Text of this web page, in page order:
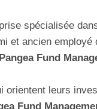
spécialisée
et ancien employé
Pangea Fund
orientent leurs
Fund